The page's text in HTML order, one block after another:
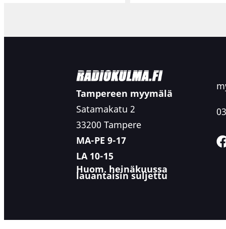
Tampereen myymälä
Satamakatu 2
33200 Tampere
MA-PE 9-17
LA 10-15
Huom. heinäkuussa
lauantaisin suljettu